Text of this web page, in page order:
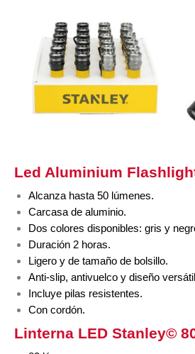
Led Aluminium
Alcanza hasta 50 lúmenes.
Carcasa de aluminio.
Dos colores disponibles: gris y
Duración 2 horas.
Ligero y de tamaño de bolsillo.
Anti-slip, antivuelco y diseño
Incluye pilas resistentes.
Con cordón.
Linterna LED Stanley©